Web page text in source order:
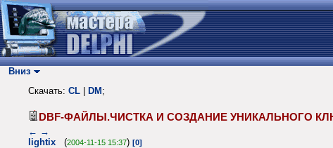
Вниз
Скачать: CL DM ;
DBF-ФАЙЛЫ.ЧИСТКА И СОЗДАНИЕ УНИКАЛЬНОГО
← →
lightix (2004-11-15 15:37) [0]